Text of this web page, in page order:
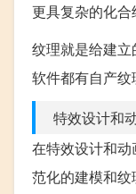
更具复杂的化
纹理就是给建
软件都有自产
特效设计和
在特效设计和
范化的建模和